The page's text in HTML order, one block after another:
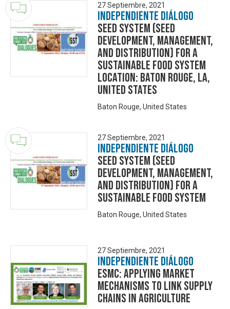
27 Septiembre, 2021
Independiente Diálogo
Seed System (seed
development, management,
and distribution) for a
sustainable food system
Location: Baton Rouge, LA,
United States
Baton Rouge, United States
27 Septiembre, 2021
Independiente Diálogo
Seed System (seed
development, management,
and distribution) for a
sustainable food system
Baton Rouge, United States
27 Septiembre, 2021
Independiente Diálogo
ESMC: Applying Market
Mechanisms to Link Supply
Chains in Agriculture